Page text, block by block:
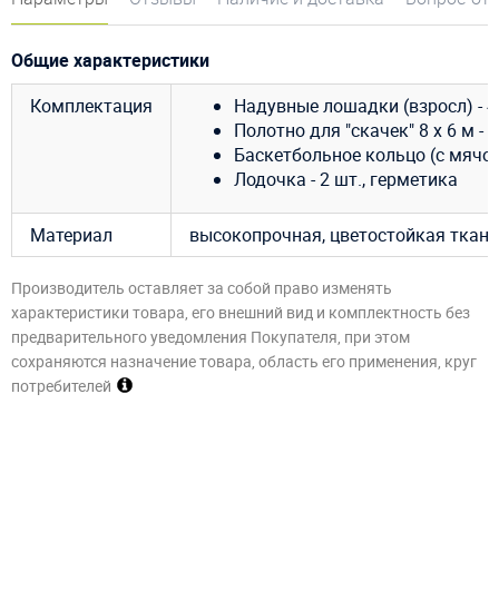
Общие характеристики
Комплектация
Надувные лошадки (взросл) -
Полотно для "скачек" 8 х 6 м -
Баскетбольное кольцо (с
Лодочка - 2 шт., герметика
Материал высокопрочная, цветостойкая
Производитель оставляет за собой право изменять
характеристики товара, его внешний вид и комплектность без
предварительного уведомления Покупателя, при этом
сохраняются назначение товара, область его применения, круг
потребителей